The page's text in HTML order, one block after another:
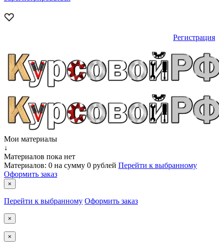
Регистрация
Мои материалы
↓
Материалов пока нет
Материалов: 0 на сумму 0 рублей Перейти к выбранному
Оформить заказ
×
Перейти к выбранному Оформить заказ
×
×